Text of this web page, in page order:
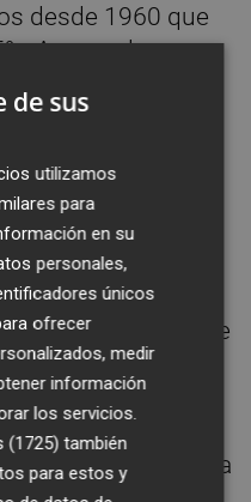
desde 1960 que
Aunque las
tienden a
del BPA
también
para
que “en
superior al 4%,
S&P es menor de
del PIB real.
la alta inflación
nominal de
aún, a que, a
de sus
utilizamos
para
en su
personales,
únicos
ofrecer
medir
información
los servicios.
(1725) también
para estos y